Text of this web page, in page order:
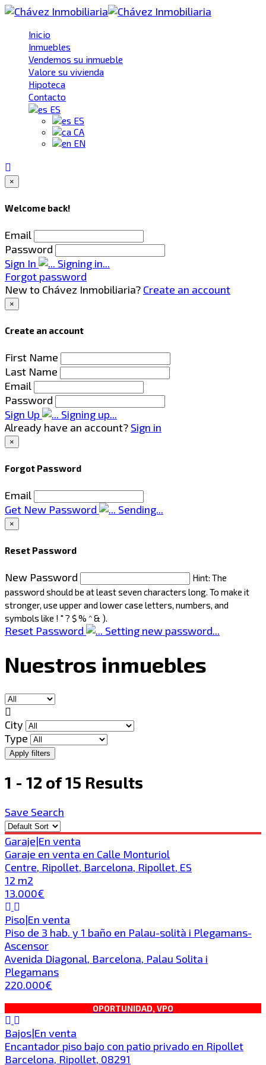
Inicio
Inmuebles
Vendemos su inmueble
Valore su vivienda
Hipoteca
Contacto
ES
ES
CA
EN
×
Welcome back!
Email
Password
Sign In
Signing in...
Forgot password
New to Chávez Inmobiliaria? Create an account
×
Create an account
First Name
Last Name
Email
Password
Sign Up
Signing up...
Already have an account? Sign in
×
Forgot Password
Email
Get New Password
Sending...
×
Reset Password
New Password
Hint: The
password should be at least seven characters long. To make it
stronger, use upper and lower case letters, numbers, and
symbols like ! " ? $ % ^ & ).
Reset Password Setting new password...
Nuestros inmuebles
City
Type
1 - 12 of 15 Results
Save Search
Garaje|En venta
Garaje en venta en Calle Monturiol
Centre, Ripollet, Barcelona, Ripollet, ES
12 m2
13.000€
Piso|En venta
Piso de 3 hab. y 1 baño en Palau-solità i Plegamans-
Ascensor
Avenida Diagonal, Barcelona, Palau Solita i
Plegamans
220.000€
OPORTUNIDAD, VPO
Bajos|En venta
Encantador piso bajo con patio privado en Ripollet
Barcelona, Ripollet, 08291